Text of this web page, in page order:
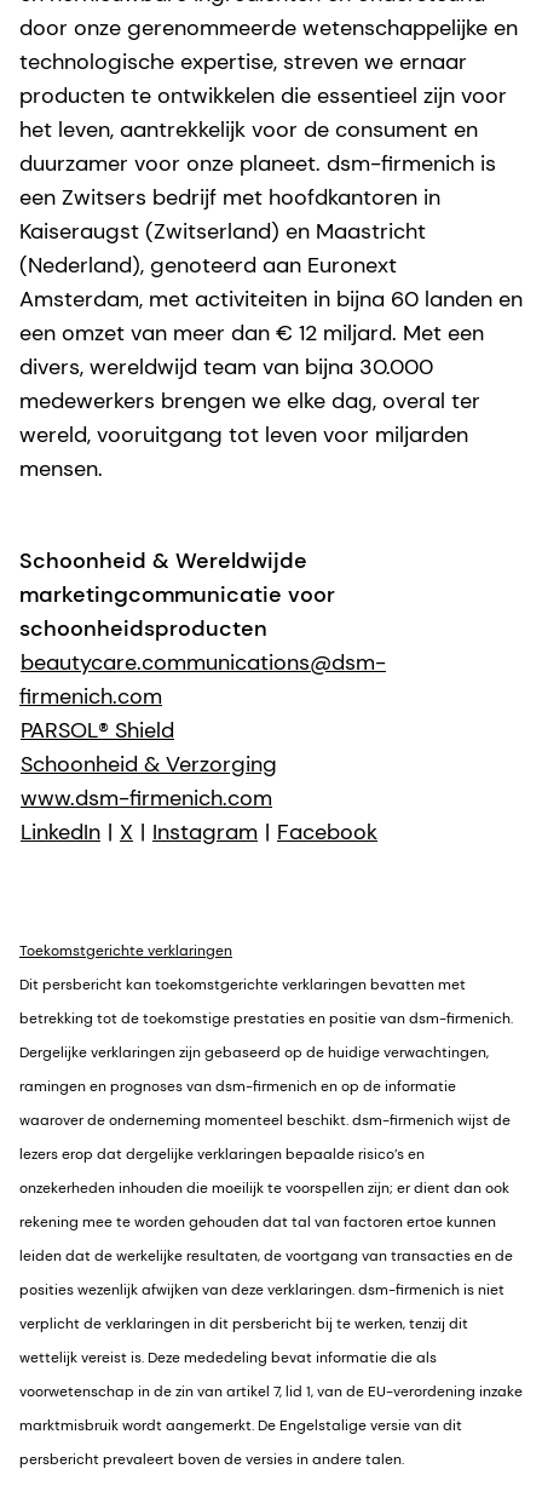
door onze gerenommeerde wetenschappelijke en
technologische expertise, streven we ernaar
producten te ontwikkelen die essentieel zijn voor
het leven, aantrekkelijk voor de consument en
duurzamer voor onze planeet. dsm-firmenich is
een Zwitsers bedrijf met hoofdkantoren in
Kaiseraugst (Zwitserland) en Maastricht
(Nederland), genoteerd aan Euronext
Amsterdam, met activiteiten in bijna 60 landen en
een omzet van meer dan € 12 miljard. Met een
divers, wereldwijd team van bijna 30.000
medewerkers brengen we elke dag, overal ter
wereld, vooruitgang tot leven voor miljarden
mensen.
Schoonheid & Wereldwijde
marketingcommunicatie voor
schoonheidsproducten
beautycare.communications@dsm-
firmenich.com
PARSOL® Shield
Schoonheid & Verzorging
www.dsm-firmenich.com
LinkedIn | X | Instagram | Facebook
Toekomstgerichte verklaringen
Dit persbericht kan toekomstgerichte verklaringen bevatten met
betrekking tot de toekomstige prestaties en positie van dsm-firmenich.
Dergelijke verklaringen zijn gebaseerd op de huidige verwachtingen,
ramingen en prognoses van dsm-firmenich en op de informatie
waarover de onderneming momenteel beschikt. dsm-firmenich wijst de
lezers erop dat dergelijke verklaringen bepaalde risico’s en
onzekerheden inhouden die moeilijk te voorspellen zijn; er dient dan ook
rekening mee te worden gehouden dat tal van factoren ertoe kunnen
leiden dat de werkelijke resultaten, de voortgang van transacties en de
posities wezenlijk afwijken van deze verklaringen. dsm-firmenich is niet
verplicht de verklaringen in dit persbericht bij te werken, tenzij dit
wettelijk vereist is. Deze mededeling bevat informatie die als
voorwetenschap in de zin van artikel 7, lid 1, van de EU-verordening inzake
marktmisbruik wordt aangemerkt. De Engelstalige versie van dit
persbericht prevaleert boven de versies in andere talen.